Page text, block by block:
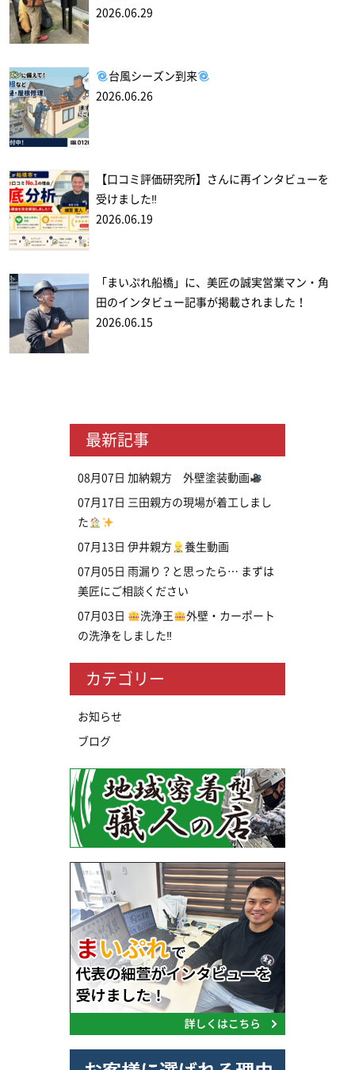
2026.06.29
台風シーズン到来
2026.06.26
【口コミ評価研究所】さんに再インタビューを
受けました‼
2026.06.19
「まいぷれ船橋」に、美匠の誠実営業マン・角
田のインタビュー記事が掲載されました！
2026.06.15
最新記事
08月07日 加納親方 外壁塗装動画
07月17日 三田親方の現場が着工しまし
た
07月13日 伊井親方 養生動画
07月05日 雨漏り？と思ったら… まずは
美匠にご相談ください
07月03日 洗浄王
外壁・カーポート
の洗浄をしました‼
カテゴリー
お知らせ
ブログ